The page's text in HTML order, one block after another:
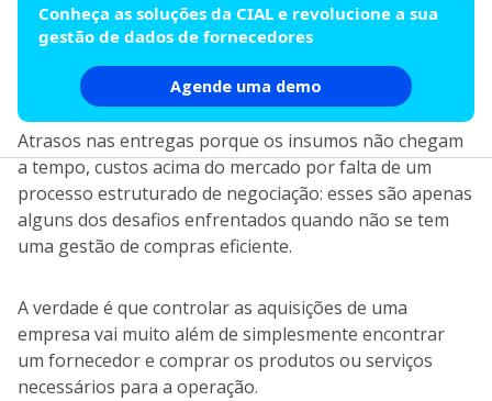
Conheça as soluções da CIAL e revolucione a sua
gestão de dados de fornecedores
Agende uma demo
Atrasos nas entregas porque os insumos não chegam
a tempo, custos acima do mercado por falta de um
processo estruturado de negociação: esses são apenas
alguns dos desafios enfrentados quando não se tem
uma gestão de compras eficiente.
A verdade é que controlar as aquisições de uma
empresa vai muito além de simplesmente encontrar
um fornecedor e comprar os produtos ou serviços
necessários para a operação.